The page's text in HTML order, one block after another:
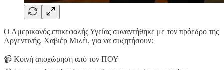
Ο Αμερικανός επικεφαλής Υγείας συναντήθηκε με τον πρόεδρο της
Αργεντινής, Χαβιέρ Μιλέι, για να συζητήσουν:
📹 Κοινή αποχώρηση από τον ΠΟΥ